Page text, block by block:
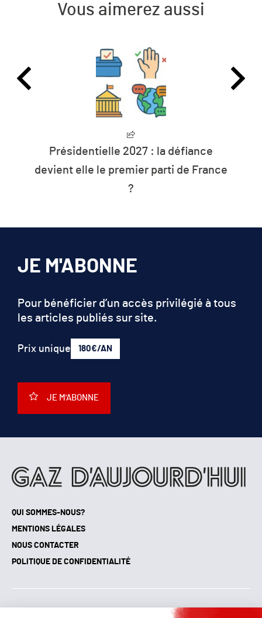
Vous aimerez aussi
Présidentielle 2027 : la défiance
devient elle le premier parti de France
?
QUI SOMMES-NOUS?
MENTIONS LÉGALES
NOUS CONTACTER
POLITIQUE DE CONFIDENTIALITÉ
JE M'ABONNE
Pour bénéficier d’un accès privilégié à tous
les articles publiés sur site.
Prix unique 180€/AN
JE M'ABONNE